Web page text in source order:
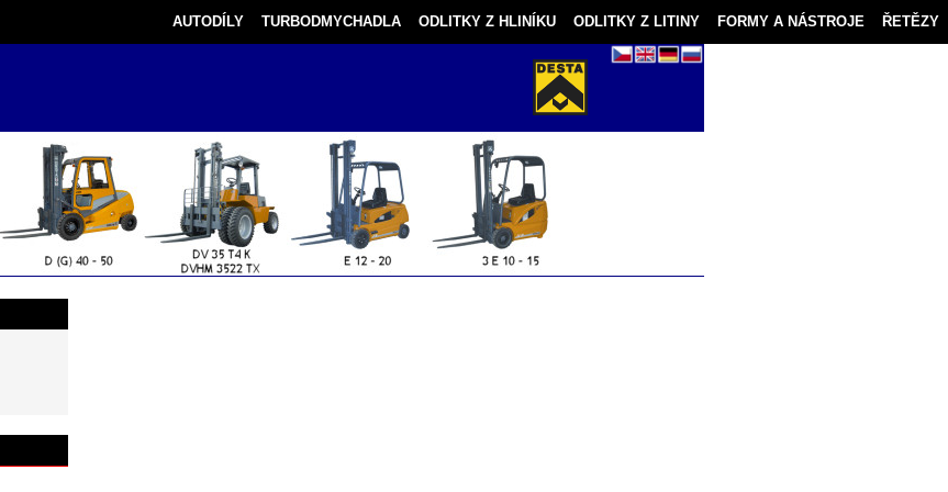
AUTODÍLY TURBODMYCHADLA ODLITKY Z HLINÍKU ODLITKY Z LITINY FORMY A NÁSTROJE ŘETĚZY